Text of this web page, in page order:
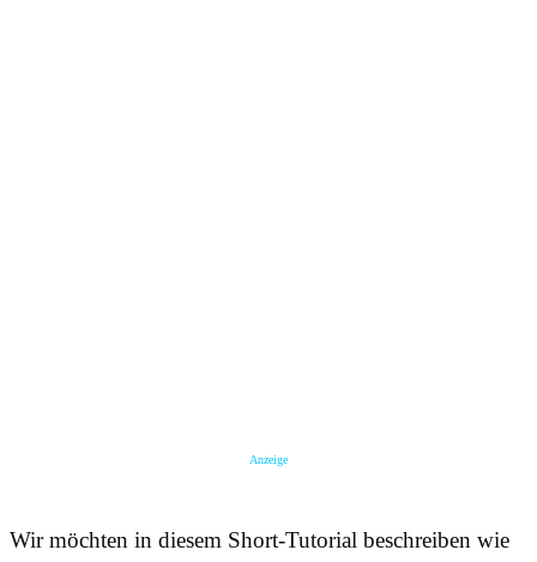
Anzeige
Wir möchten in diesem Short-Tutorial beschreiben wie